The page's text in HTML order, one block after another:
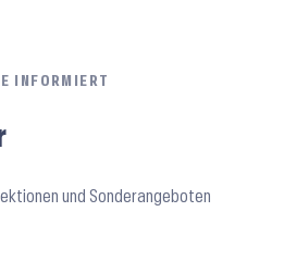
INFORMIERT
und Sonderangeboten